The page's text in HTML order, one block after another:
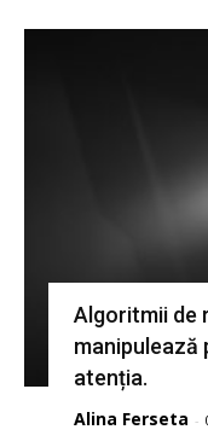
Algoritmii de
manipulează
atenția.
Alina Ferseta -